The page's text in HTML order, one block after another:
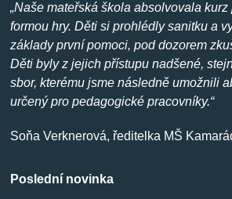
„Naše mateřská škola absolvovala
formou hry. Děti si prohlédly sanitku a
základy první pomoci, pod dozorem
Děti byly z jejich přístupu nadšené,
sbor, kterému jsme následně umožnili
určený pro pedagogické pracovníky.“
Soňa Verknerová, ředitelka MŠ
Poslední novinka